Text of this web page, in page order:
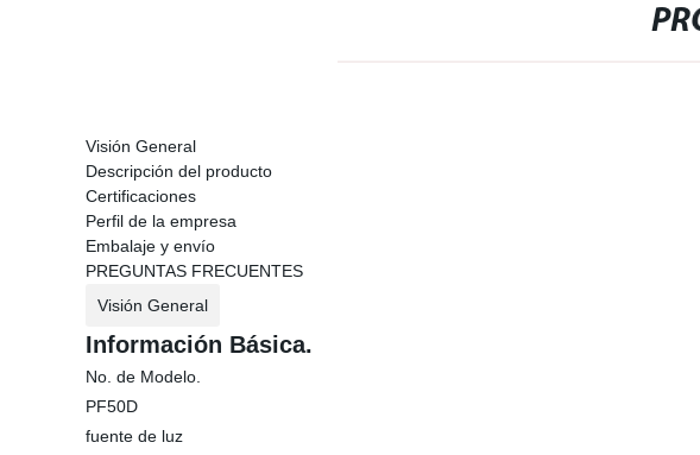
Visión General
Descripción del producto
Certificaciones
Perfil de la empresa
Embalaje y envío
PREGUNTAS FRECUENTES
Visión General
Información Básica.
No. de Modelo.
PF50D
fuente de luz